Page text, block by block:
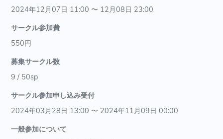
2024年12月07日 11:00 〜 12月08日 23:00
サークル参加費
550円
募集サークル数
9 / 50sp
サークル参加申し込み受付
2024年03月28日 13:00 〜 2024年11月09日 00:00
一般参加について